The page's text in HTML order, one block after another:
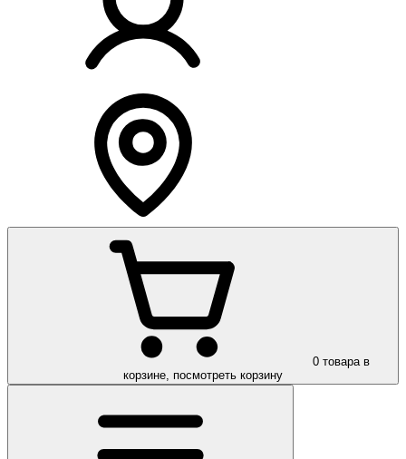
0 товара в
корзине, посмотреть корзину